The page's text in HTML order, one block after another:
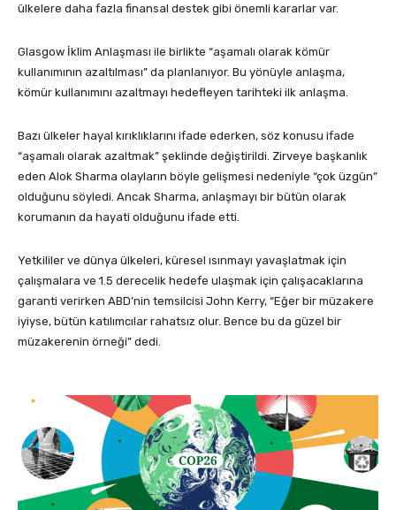
ülkelere daha fazla finansal destek gibi önemli kararlar var.
Glasgow İklim Anlaşması ile birlikte “aşamalı olarak kömür
kullanımının azaltılması” da planlanıyor. Bu yönüyle anlaşma,
kömür kullanımını azaltmayı hedefleyen tarihteki ilk anlaşma.
Bazı ülkeler hayal kırıklıklarını ifade ederken, söz konusu ifade
“aşamalı olarak azaltmak” şeklinde değiştirildi. Zirveye başkanlık
eden Alok Sharma olayların böyle gelişmesi nedeniyle “çok üzgün”
olduğunu söyledi. Ancak Sharma, anlaşmayı bir bütün olarak
korumanın da hayati olduğunu ifade etti.
Yetkililer ve dünya ülkeleri, küresel ısınmayı yavaşlatmak için
çalışmalara ve 1.5 derecelik hedefe ulaşmak için çalışacaklarına
garanti verirken ABD’nin temsilcisi John Kerry, “Eğer bir müzakere
iyiyse, bütün katılımcılar rahatsız olur. Bence bu da güzel bir
müzakerenin örneği” dedi.